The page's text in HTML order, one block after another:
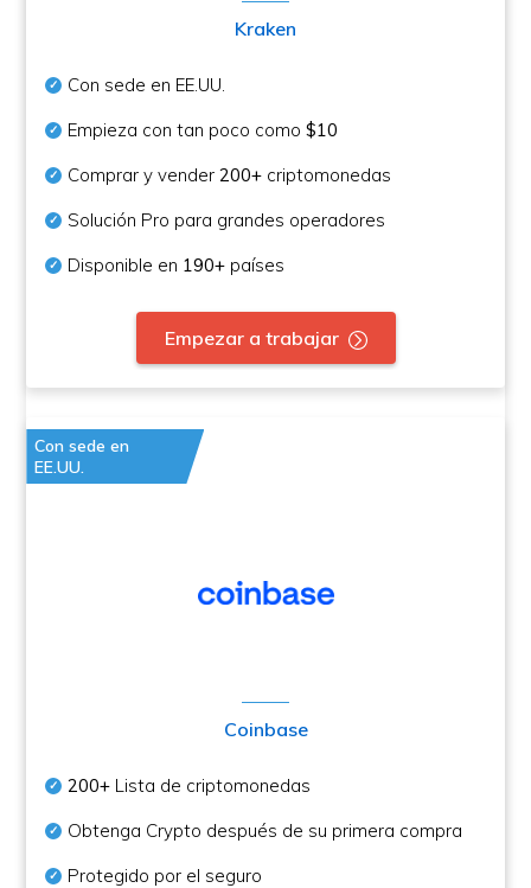
Kraken
Con sede en EE.UU.
Empieza con tan poco como$10
Comprar y vender200+ criptomonedas
Solución Pro para grandes operadores
Disponible en 190+ países
Empezar a trabajar
Con sede en
EE.UU.
Coinbase
200+ Lista de criptomonedas
Obtenga Crypto después de su primera compra
Protegido por el seguro